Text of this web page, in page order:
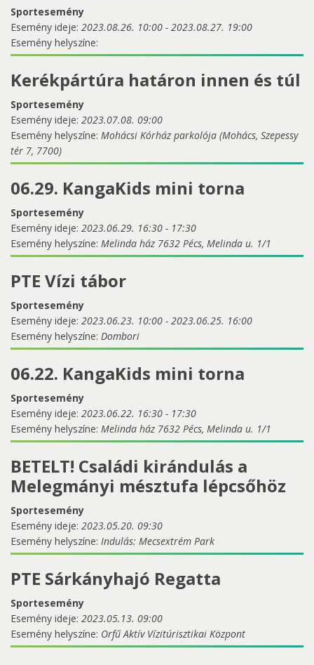
Sportesemény
Esemény ideje: 2023.08.26. 10:00 - 2023.08.27. 19:00
Esemény helyszíne:
Kerékpártúra határon innen és túl
Sportesemény
Esemény ideje: 2023.07.08. 09:00
Esemény helyszíne: Mohácsi Kórház parkolója (Mohács, Szepessy
tér 7, 7700)
06.29. KangaKids mini torna
Sportesemény
Esemény ideje: 2023.06.29. 16:30 - 17:30
Esemény helyszíne: Melinda ház 7632 Pécs, Melinda u. 1/1
PTE Vízi tábor
Sportesemény
Esemény ideje: 2023.06.23. 10:00 - 2023.06.25. 16:00
Esemény helyszíne: Dombori
06.22. KangaKids mini torna
Sportesemény
Esemény ideje: 2023.06.22. 16:30 - 17:30
Esemény helyszíne: Melinda ház 7632 Pécs, Melinda u. 1/1
BETELT! Családi kirándulás a
Melegmányi mésztufa lépcsőhöz
Sportesemény
Esemény ideje: 2023.05.20. 09:30
Esemény helyszíne: Indulás: Mecsextrém Park
PTE Sárkányhajó Regatta
Sportesemény
Esemény ideje: 2023.05.13. 09:00
Esemény helyszíne: Orfű Aktív Vízitúrisztikai Központ